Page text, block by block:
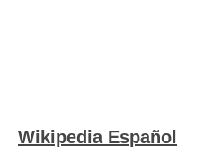
Wikipedia Español